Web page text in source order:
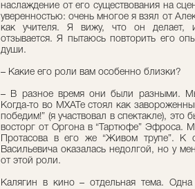
наслаждение от его существования на
уверенностью: очень многое я взял от
как учителя. Я вижу, что он делает,
отзывается. Я пытаюсь повторить его
души.
– Какие его роли вам особенно близки?
– В разное время они были разными.
Когда-то во МХАТе стоял как
победим!” (я участвовал в спектакле),
восторг от Оргона в “Тартюфе” Эфроса.
Протасова в его же “Живом трупе”. К
Васильевича оказалась недолгой, но у
от этой роли.
Калягин в кино – отдельная тема.